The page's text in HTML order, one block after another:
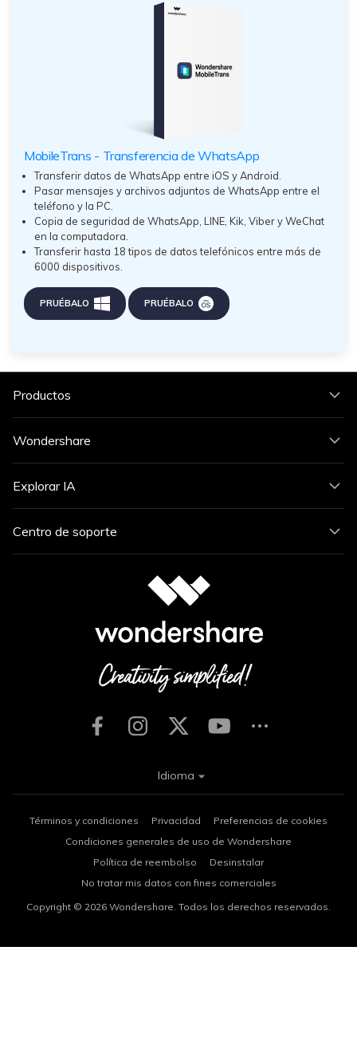
MobileTrans - Transferencia de WhatsApp
Transferir datos de WhatsApp entre iOS y Android.
Pasar mensajes y archivos adjuntos de WhatsApp entre el
teléfono y la PC.
Copia de seguridad de WhatsApp, LINE, Kik, Viber y WeChat
en la computadora.
Transferir hasta 18 tipos de datos telefónicos entre más de
6000 dispositivos.
PRUÉBALO PRUÉBALO
Productos
Wondershare
Explorar IA
Centro de soporte
Términos y condiciones Privacidad
Preferencias de cookies
Condiciones generales de uso de Wondershare
Política de reembolso
Desinstalar
No tratar mis datos con fines comerciales
Copyright © 2026 Wondershare. Todos los derechos reservados.
Idioma